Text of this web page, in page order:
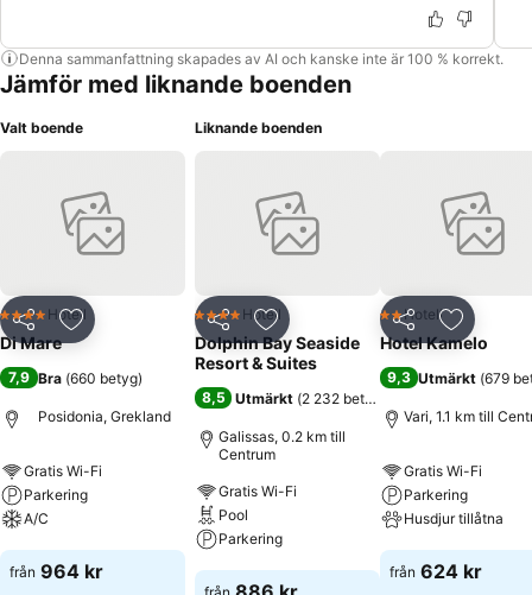
Denna sammanfattning skapades av AI och kanske inte är 100 % korrekt.
Jämför med liknande boenden
Valt boende
Dela Lägg till i Mina Favoriter
4 StjärnorHotell
Di Mare
7,9 Bra (660 betyg)
Posidonia, Grekland
Gratis Wi-Fi
Parkering
A/C
Se priser
från 964 kr
Liknande boenden
Dela Lägg till i Mina Favoriter
4 StjärnorHotell
Dolphin Bay Seaside
Resort & Suites
8,5 Utmärkt (2 232 betyg
Galissas, 0.2 km till
Centrum
Gratis Wi-Fi
Pool
Parkering
Se priser
från
Dela Lägg till
2 Stjärnor
Hotell
Hotel Kamelo
9,3 Utmärkt (679
Vari, 1.1 km till
Gratis Wi-Fi
Parkering
Husdjur tillåtna
Se priser
från 624 kr